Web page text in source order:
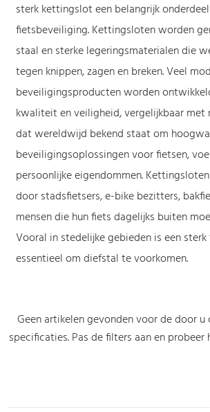
sterk kettingslot een belangrijk
fietsbeveiliging. Kettingsloten worden
staal en sterke legeringsmaterialen die
tegen knippen, zagen en breken. Veel
beveiligingsproducten worden
kwaliteit en veiligheid, vergelijkbaar met
dat wereldwijd bekend staat om
beveiligingsoplossingen voor fietsen,
persoonlijke eigendommen.
door stadsfietsers, e-bike bezitters,
mensen die hun fiets dagelijks buiten
Vooral in stedelijke gebieden is een
essentieel om diefstal te voorkomen.
Geen artikelen gevonden voor de door u
specificaties. Pas de filters aan en probeer